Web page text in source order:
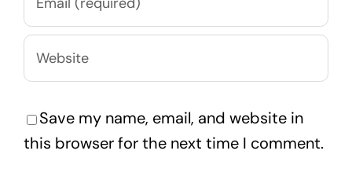
Save my name, email, and website in
this browser for the next time I comment.